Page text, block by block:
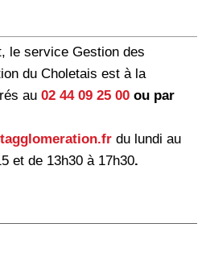
le service Gestion des
du Choletais est à la
au 02 44 09 25 00 ou par
du lundi au
et de 13h30 à 17h30.